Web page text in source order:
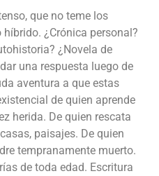
que no teme los
¿Crónica personal?
¿Novela de
una respuesta luego de
aventura a que estas
de quien aprende
herida. De quien rescata
paisajes. De quien
tempranamente muerto.
de toda edad. Escritura